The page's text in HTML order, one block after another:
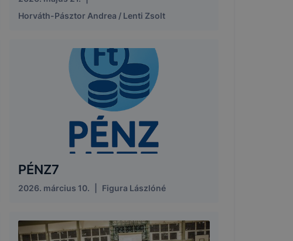
Horváth-Pásztor Andrea / Lenti Zsolt
PÉNZ7
2026. március 10. Figura Lászlóné